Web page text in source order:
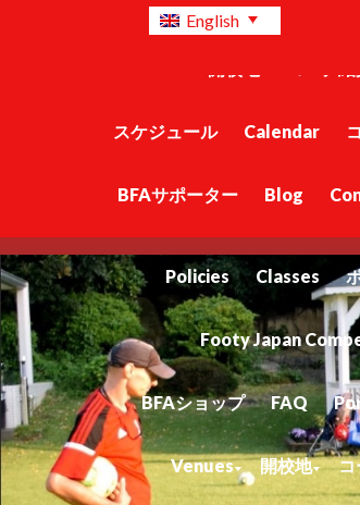
English
Policies Classes
Footy Japan
BFAショップ FAQ
Venues 開校地 コ
BFAショップ FAQ
スケジュール Calendar
BFAサポーター Blog